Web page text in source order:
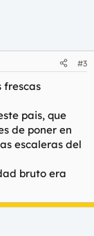
#3
frescas
pais, que
de poner en
escaleras del
bruto era